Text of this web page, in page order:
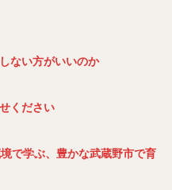
ない方がいいのか
ください
で学ぶ、豊かな武蔵野市で育